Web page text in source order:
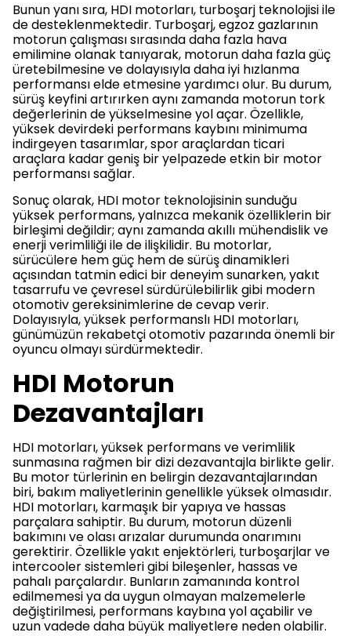
Bunun yanı sıra, HDI motorları, turboşarj teknolojisi ile
de desteklenmektedir. Turboşarj, egzoz gazlarının
motorun çalışması sırasında daha fazla hava
emilimine olanak tanıyarak, motorun daha fazla güç
üretebilmesine ve dolayısıyla daha iyi hızlanma
performansı elde etmesine yardımcı olur. Bu durum,
sürüş keyfini artırırken aynı zamanda motorun tork
değerlerinin de yükselmesine yol açar. Özellikle,
yüksek devirdeki performans kaybını minimuma
indirgeyen tasarımlar, spor araçlardan ticari
araçlara kadar geniş bir yelpazede etkin bir motor
performansı sağlar.
Sonuç olarak, HDI motor teknolojisinin sunduğu
yüksek performans, yalnızca mekanik özelliklerin bir
birleşimi değildir; aynı zamanda akıllı mühendislik ve
enerji verimliliği ile de ilişkilidir. Bu motorlar,
sürücülere hem güç hem de sürüş dinamikleri
açısından tatmin edici bir deneyim sunarken, yakıt
tasarrufu ve çevresel sürdürülebilirlik gibi modern
otomotiv gereksinimlerine de cevap verir.
Dolayısıyla, yüksek performanslı HDI motorları,
günümüzün rekabetçi otomotiv pazarında önemli bir
oyuncu olmayı sürdürmektedir.
HDI Motorun
Dezavantajları
HDI motorları, yüksek performans ve verimlilik
sunmasına rağmen bir dizi dezavantajla birlikte gelir.
Bu motor türlerinin en belirgin dezavantajlarından
biri, bakım maliyetlerinin genellikle yüksek olmasıdır.
HDI motorları, karmaşık bir yapıya ve hassas
parçalara sahiptir. Bu durum, motorun düzenli
bakımını ve olası arızalar durumunda onarımını
gerektirir. Özellikle yakıt enjektörleri, turboşarjlar ve
intercooler sistemleri gibi bileşenler, hassas ve
pahalı parçalardır. Bunların zamanında kontrol
edilmemesi ya da uygun olmayan malzemelerle
değiştirilmesi, performans kaybına yol açabilir ve
uzun vadede daha büyük maliyetlere neden olabilir.